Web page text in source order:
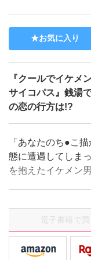
お気に入り
『クールでイケメ
サイコパス』銭湯
の恋の行方は!?
「あなたのち●こ
態に遭遇してしま
を抱えたイケメン
ばかり…そんな彩
と、見た目は可愛
バグなだけでなく
振り回される日々
な二人の体の関
品は既刊販売中の
電子書籍で買